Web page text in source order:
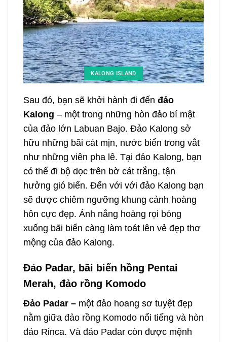
KALONG ISLAND
Sau đó, bạn sẽ khởi hành đi đến đảo
Kalong – một trong những hòn đảo bí mật
của đảo lớn Labuan Bajo. Đảo Kalong sở
hữu những bãi cát mịn, nước biển trong vắt
như những viên pha lê. Tại đảo Kalong, bạn
có thể đi bộ dọc trên bờ cát trắng, tận
hưởng gió biển. Đến với với đảo Kalong bạn
sẽ được chiêm ngưỡng khung cảnh hoàng
hôn cực đẹp. Ánh nắng hoàng rọi bóng
xuống bãi biển càng làm toát lên vẻ đẹp thơ
mộng của đảo Kalong.
Đảo Padar, bãi biển hồng Pentai
Merah, đảo rồng Komodo
Đảo Padar – một đảo hoang sơ tuyệt đẹp
nằm giữa đảo rồng Komodo nổi tiếng và hòn
đảo Rinca. Và đảo Padar còn được mệnh